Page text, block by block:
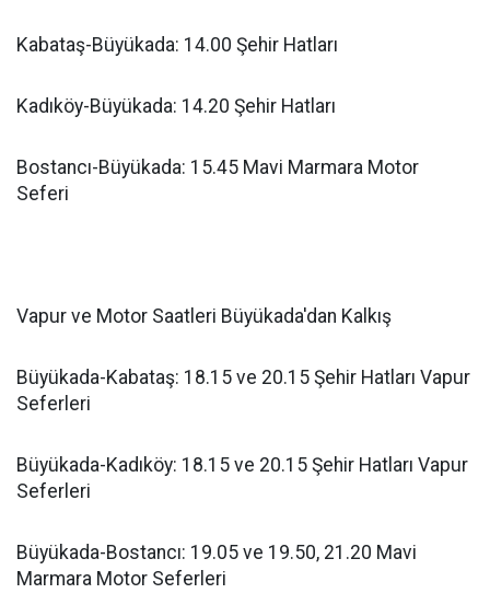
Kabataş-Büyükada: 14.00 Şehir Hatları
Kadıköy-Büyükada: 14.20 Şehir Hatları
Bostancı-Büyükada: 15.45 Mavi Marmara Motor
Seferi
Vapur ve Motor Saatleri Büyükada'dan Kalkış
Büyükada-Kabataş: 18.15 ve 20.15 Şehir Hatları Vapur
Seferleri
Büyükada-Kadıköy: 18.15 ve 20.15 Şehir Hatları Vapur
Seferleri
Büyükada-Bostancı: 19.05 ve 19.50, 21.20 Mavi
Marmara Motor Seferleri